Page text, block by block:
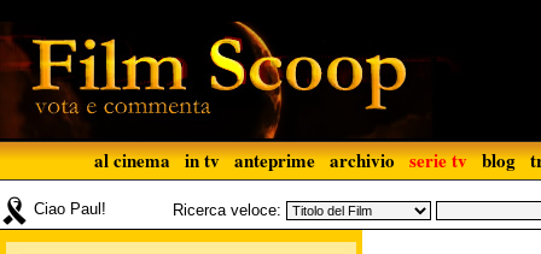
al cinema in tv anteprime archivio serie tv blog
Ciao Paul! Ricerca veloce: